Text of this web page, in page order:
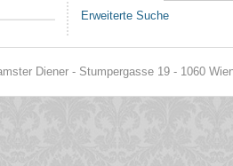
Erweiterte Suche
Diener - Stumpergasse 19 - 1060